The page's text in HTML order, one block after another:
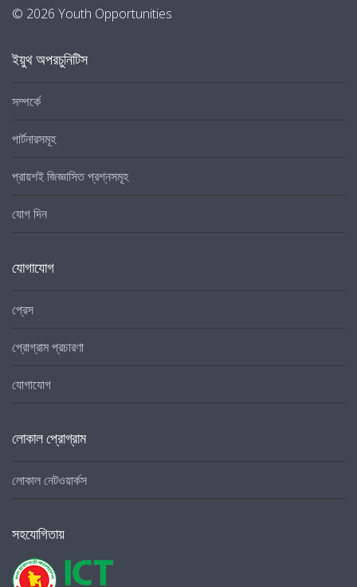
© 2026 Youth Opportunities
ইয়ুথ অপরচুনিটিস
সম্পর্কে
পার্টনারসমূহ
প্রায়শই জিজ্ঞাসিত প্রশ্নসমূহ
যোগ দিন
যোগাযোগ
প্রেস
প্রোগ্রাম প্রচারণা
যোগাযোগ
লোকাল প্রোগ্রাম
লোকাল নেটওয়ার্কস
সহযোগিতায়